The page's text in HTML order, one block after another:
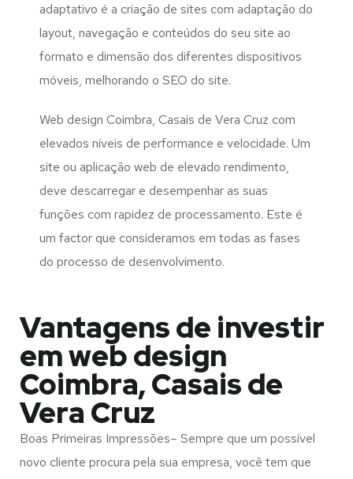
adaptativo é a criação de sites com adaptação do
layout, navegação e conteúdos do seu site ao
formato e dimensão dos diferentes dispositivos
móveis, melhorando o SEO do site.
Web design Coimbra, Casais de Vera Cruz com
elevados níveis de performance e velocidade. Um
site ou aplicação web de elevado rendimento,
deve descarregar e desempenhar as suas
funções com rapidez de processamento. Este é
um factor que consideramos em todas as fases
do processo de desenvolvimento.
Vantagens de investir
em web design
Coimbra, Casais de
Vera Cruz
Boas Primeiras Impressões– Sempre que um possível
novo cliente procura pela sua empresa, você tem que